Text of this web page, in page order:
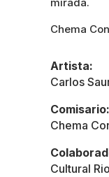
Chema
Artista:
Carlos
Comisario:
Chema
Cultural